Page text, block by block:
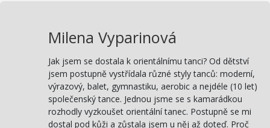
Milena Vyparinová
Jak jsem se dostala k orientálnímu tanci? Od dětství
jsem postupně vystřídala různé styly tanců: moderní,
výrazový, balet, gymnastiku, aerobic a nejdéle (10 let)
společenský tance. Jednou jsme se s kamarádkou
rozhodly vyzkoušet orientální tanec. Postupně se mi
dostal pod kůži a zůstala jsem u něj až doteď. Proč